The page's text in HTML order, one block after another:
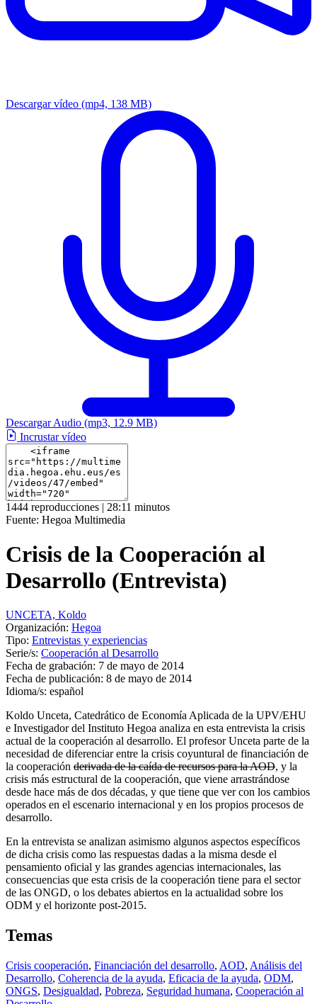
Descargar vídeo (mp4, 138 MB)
Descargar Audio (mp3, 12.9 MB)
Incrustar vídeo
1444 reproducciones | 28:11 minutos
Fuente: Hegoa Multimedia
Crisis de la Cooperación al
Desarrollo (Entrevista)
UNCETA, Koldo
Organización: Hegoa
Tipo: Entrevistas y experiencias
Serie/s: Cooperación al Desarrollo
Fecha de grabación: 7 de mayo de 2014
Fecha de publicación: 8 de mayo de 2014
Idioma/s: español
Koldo Unceta, Catedrático de Economía Aplicada de la UPV/EHU
e Investigador del Instituto Hegoa analiza en esta entrevista la crisis
actual de la cooperación al desarrollo. El profesor Unceta parte de la
necesidad de diferenciar entre la crisis coyuntural de financiación de
la cooperación derivada de la caída de recursos para laAOD, y la
crisis más estructural de la cooperación, que viene arrastrándose
desde hace más de dos décadas, y que tiene que ver con los cambios
operados en el escenario internacional y en los propios procesos de
desarrollo.
En la entrevista se analizan asimismo algunos aspectos específicos
de dicha crisis como las respuestas dadas a la misma desde el
pensamiento oficial y las grandes agencias internacionales, las
consecuencias que esta crisis de la cooperación tiene para el sector
de las ONGD, o los debates abiertos en la actualidad sobre los
ODM y el horizonte post-2015.
Temas
Crisis cooperación, Financiación del desarrollo, AOD, Análisis del
Desarrollo, Coherencia de la ayuda, Eficacia de la ayuda, ODM,
ONGS, Desigualdad, Pobreza, Seguridad humana, Cooperación al